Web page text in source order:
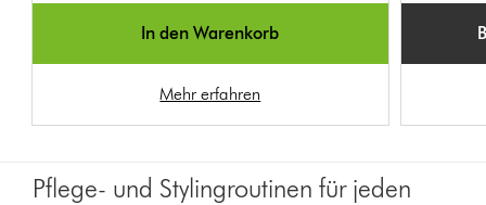
In den Warenkorb
Mehr erfahren
Pflege- und Stylingroutinen für jeden